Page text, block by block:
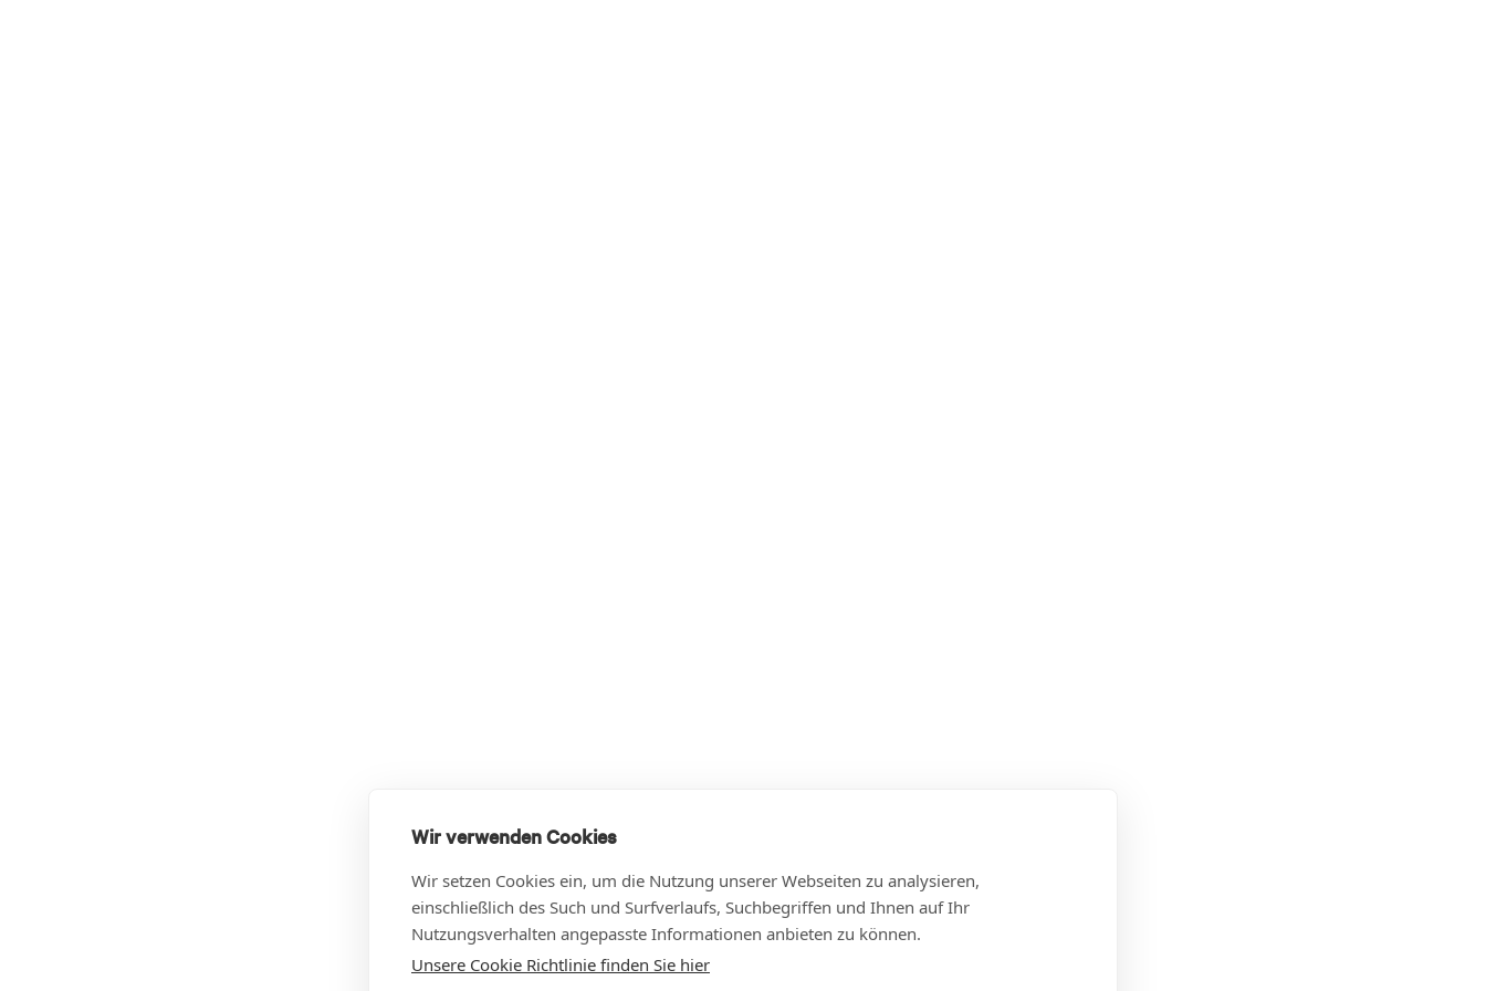
Wir verwenden Cookies
Wir setzen Cookies ein, um die Nutzung unserer Webseiten zu analysieren,
einschließlich des Such und Surfverlaufs, Suchbegriffen und Ihnen auf Ihr
Nutzungsverhalten angepasste Informationen anbieten zu können.
Unsere Cookie Richtlinie finden Sie hier